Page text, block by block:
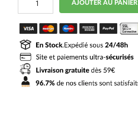
Maillot
Enfant
Sporting
Exterieur
2024
2025
AJOUTER AU PANIER